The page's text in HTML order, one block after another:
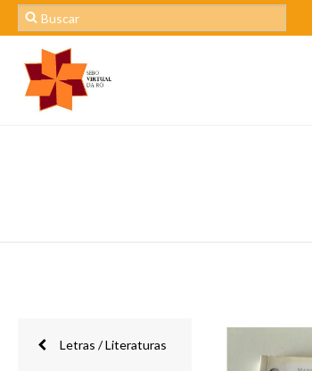
Letras / Literaturas